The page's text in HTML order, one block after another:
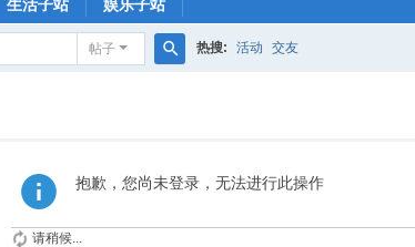
生活子站 娱乐子站
帖子 热搜: 活动 交友
抱歉，您尚未登录，无法进行此操作
请稍候...